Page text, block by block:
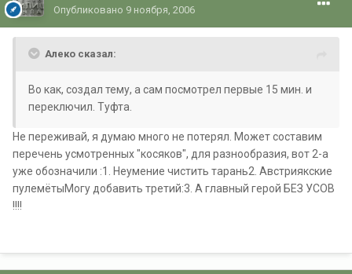
Опубликовано 9 ноября, 2006
Алеко сказал:
Во как, создал тему, а сам посмотрел первые 15 мин. и
переключил. Туфта.
Не переживай, я думаю много не потерял. Может составим
перечень усмотренных "косяков", для разнообразия, вот 2-а
уже обозначили :1. Неумение чистить тарань2. Австриякские
пулемётыМогу добавить третий:3. А главный герой БЕЗ УСОВ
!!!!